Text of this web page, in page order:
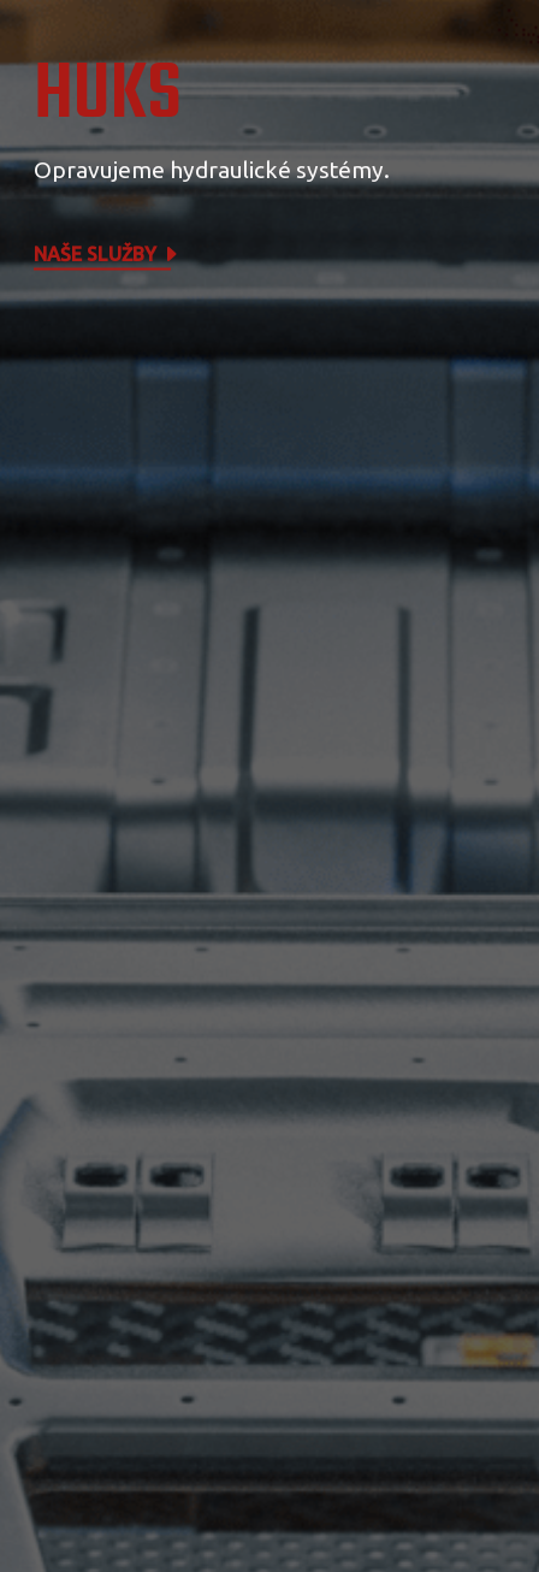
HUKS
Opravujeme hydraulické systémy.
NAŠE SLUŽBY